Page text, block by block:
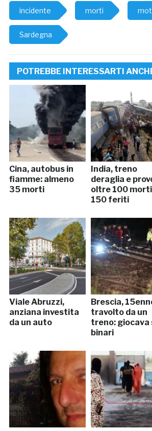
incidente morti
Sardegna
POTREBBE INTERESSARTI
Cina, autobus in
fiamme: almeno
35 morti
India, treno
deraglia e
oltre 100
150 feriti
Viale Abruzzi,
anziana investita
da un auto
Brescia,
travolto da un
treno: giocava
binari